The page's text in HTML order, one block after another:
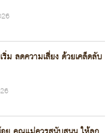
ม ลดความเสี่ยง ด้วยเคล็ดลับ